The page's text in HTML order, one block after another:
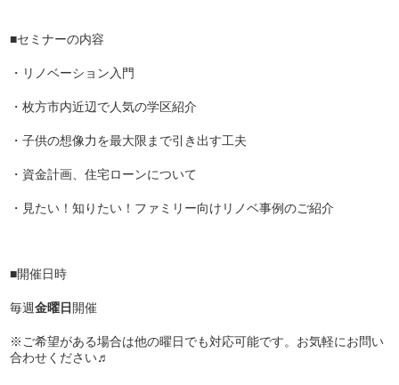
■セミナーの内容
・リノベーション入門
・枚方市内近辺で人気の学区紹介
・子供の想像力を最大限まで引き出す工夫
・資金計画、住宅ローンについて
・見たい！知りたい！ファミリー向けリノベ事例のご紹介
■開催日時
毎週金曜日 開催
※ご希望がある場合は他の曜日でも対応可能です。お気軽にお問い
合わせください♬